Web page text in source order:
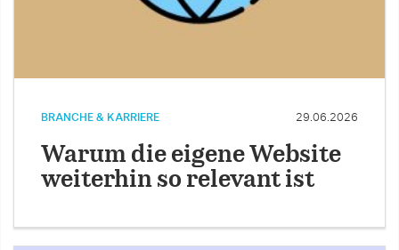
BRANCHE & KARRIERE 29.06.2026
Warum die eigene Website
weiterhin so relevant ist